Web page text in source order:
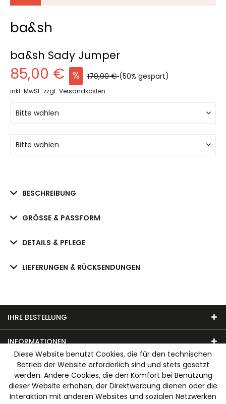
ba&sh
ba&sh Sady Jumper
85,00 € 170,00 €(50% gespart)
inkl. MwSt. zzgl. Versandkosten
BESCHREIBUNG
GRÖSSE & PASSFORM
DETAILS & PFLEGE
LIEFERUNGEN & RÜCKSENDUNGEN
IHRE BESTELLUNG
INFORMATIONEN
UNSER MODEHAUS
WIR AKZEPTIEREN FOLGENDE ZAHLUNGSARTEN
Diese Website benutzt Cookies, die für den technischen
Betrieb der Website erforderlich sind und stets gesetzt
werden. Andere Cookies, die den Komfort bei Benutzung
dieser Website erhöhen, der Direktwerbung dienen oder die
Interaktion mit anderen Websites und sozialen Netzwerken